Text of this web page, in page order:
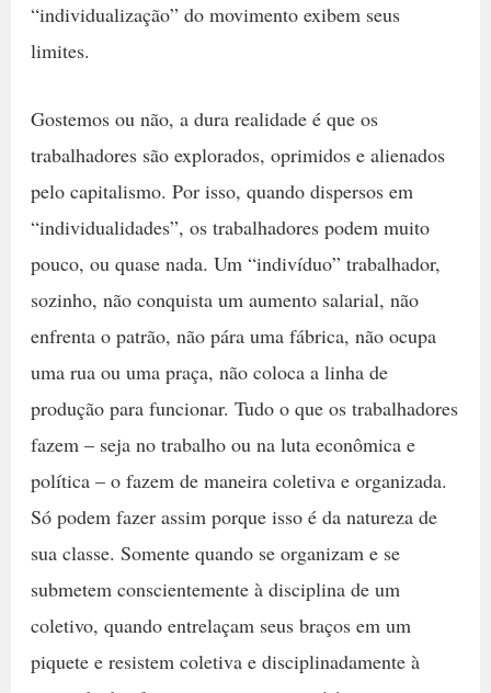
“individualização” do movimento exibem seus
limites.
Gostemos ou não, a dura realidade é que os
trabalhadores são explorados, oprimidos e alienados
pelo capitalismo. Por isso, quando dispersos em
“individualidades”, os trabalhadores podem muito
pouco, ou quase nada. Um “indivíduo” trabalhador,
sozinho, não conquista um aumento salarial, não
enfrenta o patrão, não pára uma fábrica, não ocupa
uma rua ou uma praça, não coloca a linha de
produção para funcionar. Tudo o que os trabalhadores
fazem – seja no trabalho ou na luta econômica e
política – o fazem de maneira coletiva e organizada.
Só podem fazer assim porque isso é da natureza de
sua classe. Somente quando se organizam e se
submetem conscientemente à disciplina de um
coletivo, quando entrelaçam seus braços em um
piquete e resistem coletiva e disciplinadamente à